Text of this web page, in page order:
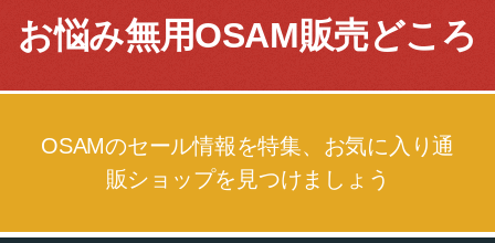
お悩み無用OSAM販売どころ
OSAMのセール情報を特集、お気に入り通
販ショップを見つけましょう